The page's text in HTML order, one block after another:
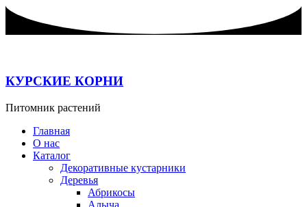
Перейти
содержимому
КУРСКИЕ КОРНИ
Питомник растений
Главная
О нас
Каталог
Декоративные кустарники
Деревья
Абрикосы
Алыча